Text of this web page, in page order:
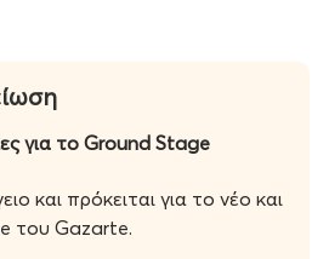
αναζήτησης. Με
ενορχηστρώσεις
συναίσθημα, ο Jamie Woon
ένας από τους πιο
performers της γενιάς του.
για το Ground Stage
και πρόκειται για τo νέο και
του Gazarte.